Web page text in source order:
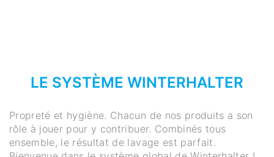
LE SYSTÈME WINTERHALTER
Propreté et hygiène. Chacun de nos produits a son
rôle à jouer pour y contribuer. Combinés tous
ensemble, le résultat de lavage est parfait.